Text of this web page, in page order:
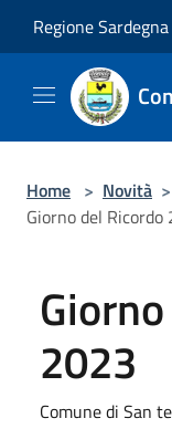
Regione Sardegna
Home > Novità >
Giorno del Ricordo
2023
Comune di San